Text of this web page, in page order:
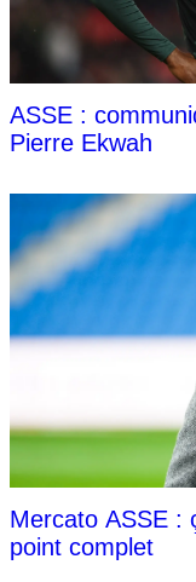
ASSE :
Pierre Ekwah
Mercato ASSE :
point complet